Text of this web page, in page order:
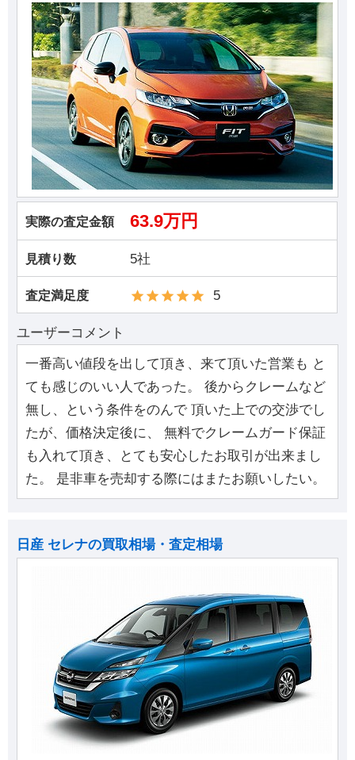
実際の査定金額 63.9万円
見積り数 5社
査定満足度 5
ユーザーコメント
一番高い値段を出して頂き、来て頂いた営業も と
ても感じのいい人であった。 後からクレームなど
無し、という条件をのんで 頂いた上での交渉でし
たが、価格決定後に、 無料でクレームガード保証
も入れて頂き、とても安心したお取引が出来まし
た。 是非車を売却する際にはまたお願いしたい。
日産 セレナの買取相場・査定相場